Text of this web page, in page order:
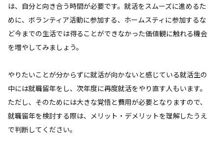
は、自分と向き合う時間が必要です。就活をスムーズに進めるた
めに、ボランティア活動に参加する、ホームスティに参加するな
ど今までの生活では得ることができなかった価値観に触れる機会
を増やしてみましょう。
やりたいことが分からずに就活が向かないと感じている就活生の
中には就職留年をし、次年度に再度就活をやり直す人もいます。
ただし、そのためには大きな覚悟と費用が必要となりますので、
就職留年を検討する際は、メリット・デメリットを理解したうえ
で判断してください。